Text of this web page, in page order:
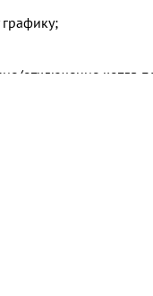
отключение котла